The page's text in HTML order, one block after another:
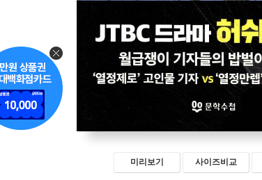
미리보기 사이즈비교